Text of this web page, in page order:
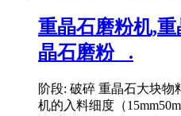
重晶石磨粉机,
晶石磨粉_ .
阶段: 破碎 重晶石大块
机的入料细度（